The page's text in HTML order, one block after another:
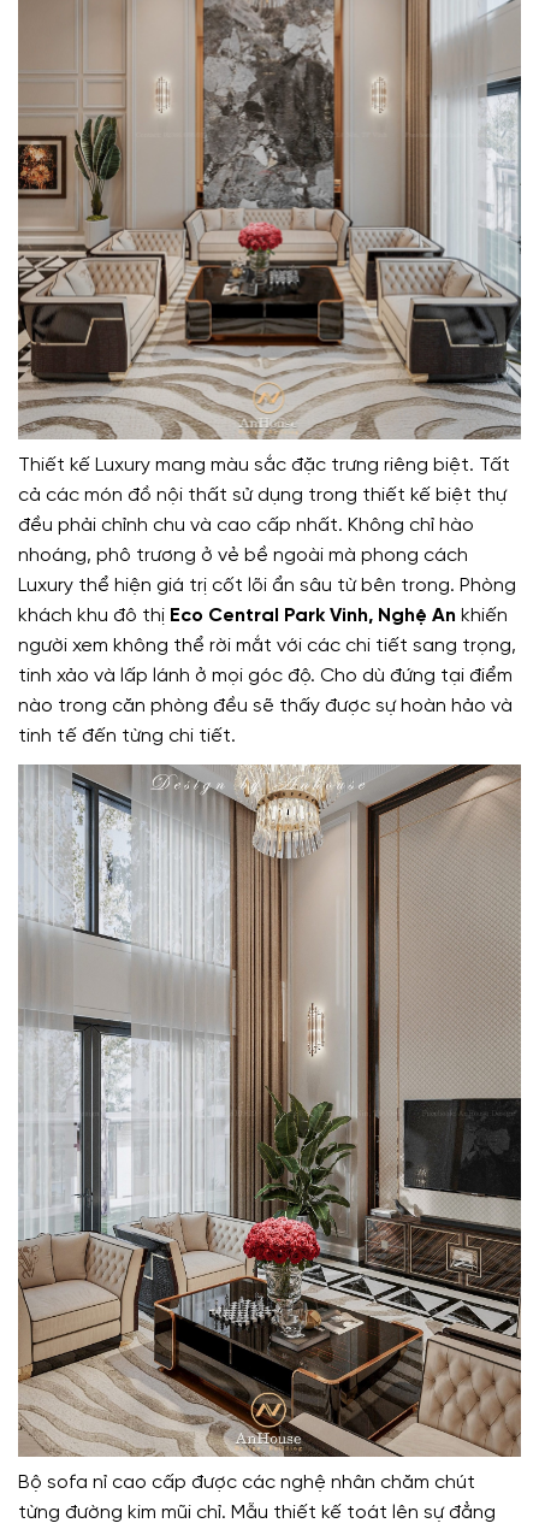
Thiết kế Luxury mang màu sắc đặc trưng riêng biệt. Tất
cả các món đồ nội thất sử dụng trong thiết kế biệt thự
đều phải chỉnh chu và cao cấp nhất. Không chỉ hào
nhoáng, phô trương ở vẻ bề ngoài mà phong cách
Luxury thể hiện giá trị cốt lõi ẩn sâu từ bên trong. Phòng
khách khu đô thị Eco Central Park Vinh, Nghệ An khiến
người xem không thể rời mắt với các chi tiết sang trọng,
tinh xảo và lấp lánh ở mọi góc độ. Cho dù đứng tại điểm
nào trong căn phòng đều sẽ thấy được sự hoàn hảo và
tinh tế đến từng chi tiết.
Bộ sofa nỉ cao cấp được các nghệ nhân chăm chút
từng đường kim mũi chỉ. Mẫu thiết kế toát lên sự đẳng